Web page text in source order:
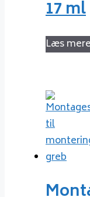
17 ml
Læs mere